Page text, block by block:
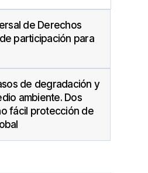
de Derechos
participación para
de degradación y
ambiente. Dos
fácil protección de